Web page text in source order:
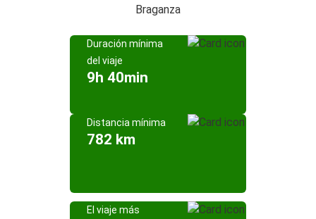
Braganza
Duración mínima
del viaje
9h 40min
Distancia mínima
782 km
El viaje más